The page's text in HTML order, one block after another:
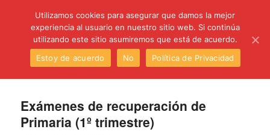
Exámenes de recuperación de
Primaria (1º trimestre)
Utilizamos cookies para asegurar que damos la mejor
experiencia al usuario en nuestro sitio web. Si continúa
utilizando este sitio asumiremos que está de acuerdo.
Estoy de acuerdo
No Política de Privacidad